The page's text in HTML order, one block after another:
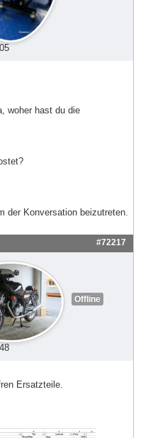
woher hast du die
der Konversation beizutreten.
#72217
Offline
Ersatzteile.